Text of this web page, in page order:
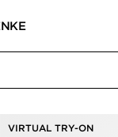
VIRTUAL TRY-ON